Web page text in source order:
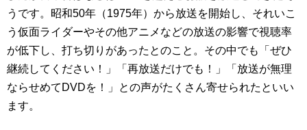
うです。昭和50年（1975年）から放送を開始し、それいこ
う仮面ライダーやその他アニメなどの放送の影響で視聴率
が低下し、打ち切りがあったとのこと。その中でも「ぜひ
継続してください！」「再放送だけでも！」「放送が無理
ならせめてDVDを！」との声がたくさん寄せられたといい
ます。